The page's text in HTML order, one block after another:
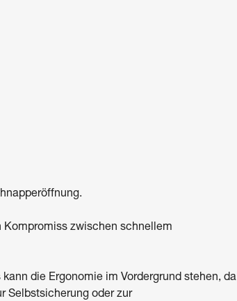
Kompromiss zwischen schnellem
die Ergonomie im Vordergrund stehen, da
Selbstsicherung oder zur